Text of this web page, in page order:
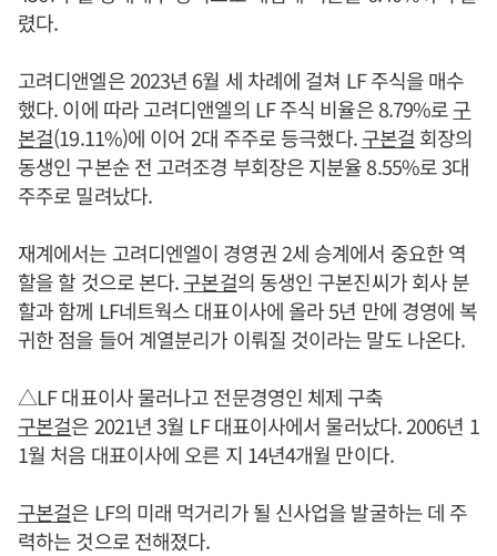
렸다.
고려디앤엘은 2023년 6월 세 차례에 걸쳐 LF 주식을 매수
했다. 이에 따라 고려디앤엘의 LF 주식 비율은 8.79%로구
본걸(19.11%)에 이어 2대 주주로 등극했다.구본걸 회장의
동생인 구본순 전 고려조경 부회장은 지분율 8.55%로 3대
주주로 밀려났다.
재계에서는 고려디엔엘이 경영권 2세 승계에서 중요한 역
할을 할 것으로 본다.구본걸의 동생인 구본진씨가 회사 분
할과 함께 LF네트웍스 대표이사에 올라 5년 만에 경영에 복
귀한 점을 들어 계열분리가 이뤄질 것이라는 말도 나온다.
△LF 대표이사 물러나고 전문경영인 체제 구축
구본걸은 2021년 3월 LF 대표이사에서 물러났다. 2006년 1
1월 처음 대표이사에 오른 지 14년4개월 만이다.
구본걸은 LF의 미래 먹거리가 될 신사업을 발굴하는 데 주
력하는 것으로 전해졌다.